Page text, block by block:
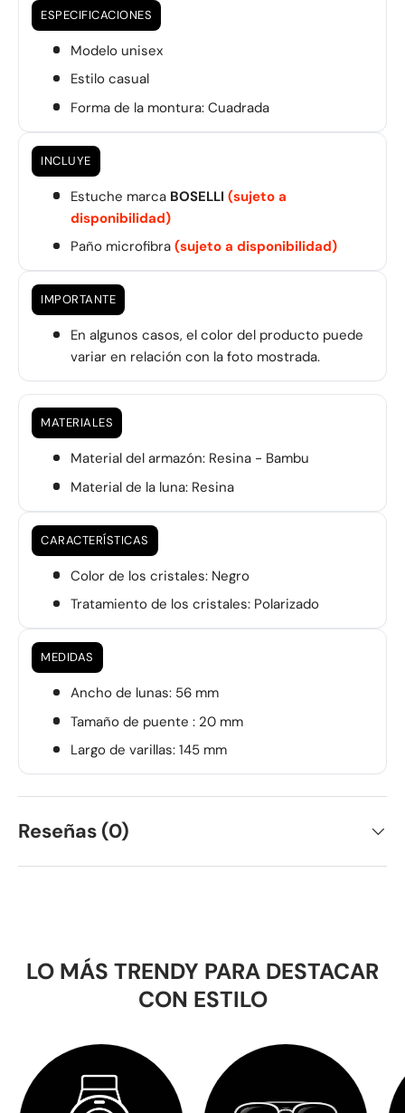
ESPECIFICACIONES
Modelo unisex
Estilo casual
Forma de la montura: Cuadrada
INCLUYE
Estuche marca BOSELLI (sujeto a
disponibilidad)
Paño microfibra (sujeto a disponibilidad)
IMPORTANTE
En algunos casos, el color del producto puede
variar en relación con la foto mostrada.
MATERIALES
Material del armazón: Resina - Bambu
Material de la luna: Resina
CARACTERÍSTICAS
Color de los cristales: Negro
Tratamiento de los cristales: Polarizado
MEDIDAS
Ancho de lunas: 56 mm
Tamaño de puente : 20 mm
Largo de varillas: 145 mm
Reseñas (0)
LO MÁS TRENDY PARA DESTACAR
CON ESTILO